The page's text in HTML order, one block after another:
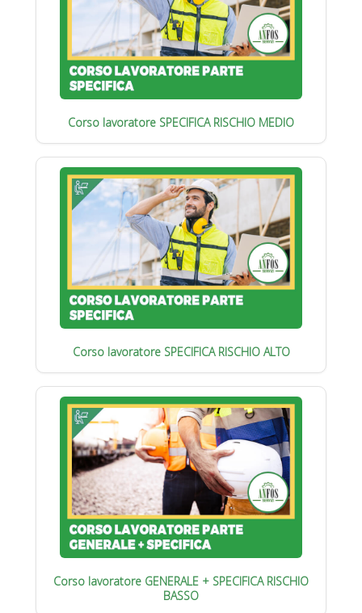
Corso lavoratore SPECIFICA RISCHIO MEDIO
Corso lavoratore SPECIFICA RISCHIO ALTO
Corso lavoratore GENERALE + SPECIFICA RISCHIO
BASSO